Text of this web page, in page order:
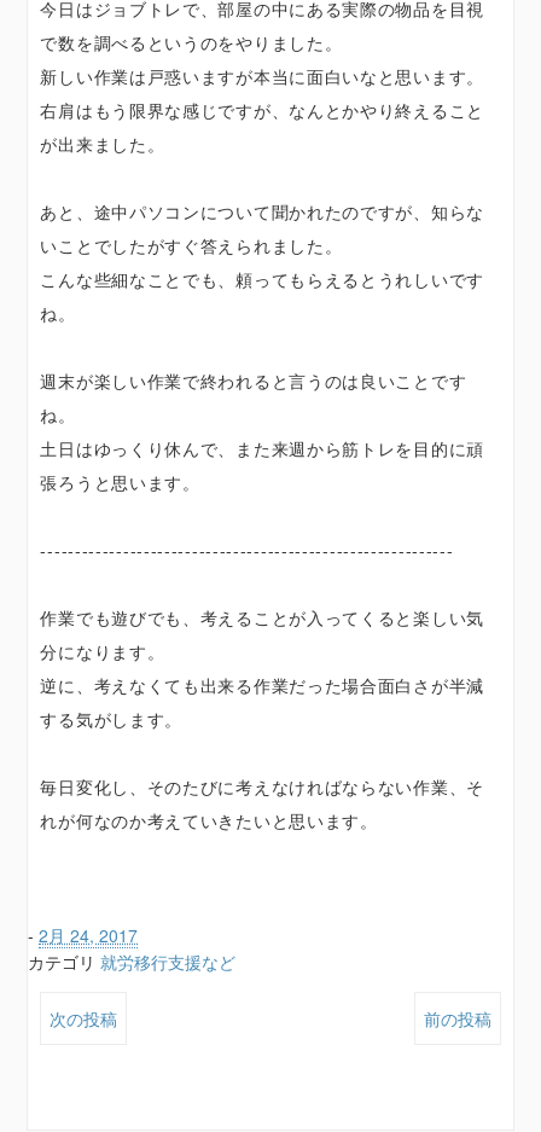
今日はジョブトレで、部屋の中にある実際の物品を目視
で数を調べるというのをやりました。
新しい作業は戸惑いますが本当に面白いなと思います。
右肩はもう限界な感じですが、なんとかやり終えること
が出来ました。
あと、途中パソコンについて聞かれたのですが、知らな
いことでしたがすぐ答えられました。
こんな些細なことでも、頼ってもらえるとうれしいです
ね。
週末が楽しい作業で終われると言うのは良いことです
ね。
土日はゆっくり休んで、また来週から筋トレを目的に頑
張ろうと思います。
------------------------------------------------------------
作業でも遊びでも、考えることが入ってくると楽しい気
分になります。
逆に、考えなくても出来る作業だった場合面白さが半減
する気がします。
毎日変化し、そのたびに考えなければならない作業、そ
れが何なのか考えていきたいと思います。
-2月 24, 2017
カテゴリ就労移行支援など
次の投稿 前の投稿